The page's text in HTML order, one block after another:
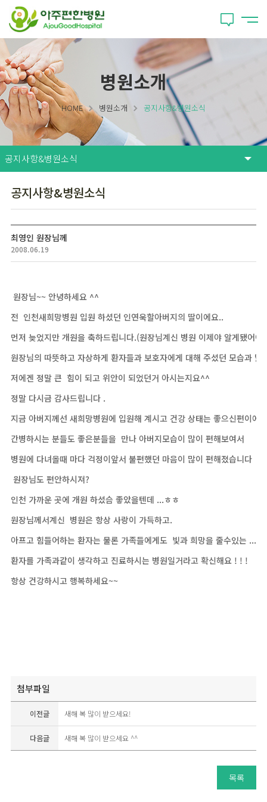
병원소개
HOME 병원소개 공지사항&병원소식
공지사항&병원소식
최영인 원장님께
2008.06.19
원장님~~ 안녕하세요 ^^
전 인천새희망병원 입원 하셨던 인연욱할아버지의 딸이에요..
먼저 늦었지만 개원을 축하드립니다.(원장님계신 병원 이제야 알게됐어
원장님의 따뜻하고 자상하게 환자들과 보호자에게 대해 주셨던 모습과 말
저에겐 정말 큰 힘이 되고 위안이 되었던거 아시는지요^^
정말 다시금 감사드립니다 .
지금 아버지께선 새희망병원에 입원해 계시고 건강 상태는 좋으신편이에여
간병하시는 분들도 좋은분들을 만나 아버지모습이 많이 편해보여서
병원에 다녀올때 마다 걱정이앞서 불편했던 마음이 많이 편해졌습니다
원장님도 편안하시져?
인천 가까운 곳에 개원 하셨슴 좋았을텐데 ...ㅎㅎ
원장님께서계신 병원은 항상 사랑이 가득하고.
아프고 힘들어하는 환자는 물론 가족들에게도 빛과 희망을 줄수있는 ...
환자를 가족과같이 생각하고 진료하시는 병원일거라고 확신해요 ! ! !
항상 건강하시고 행복하세요~~
첨부파일
이전글 새해 복 많이 받으세요!
다음글 새해 복 많이 받으세요 ^^
목록